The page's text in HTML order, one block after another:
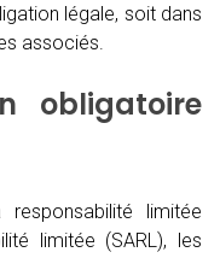
légale, soit dans
associés.
obligatoire
responsabilité limitée
limitée (SARL), les